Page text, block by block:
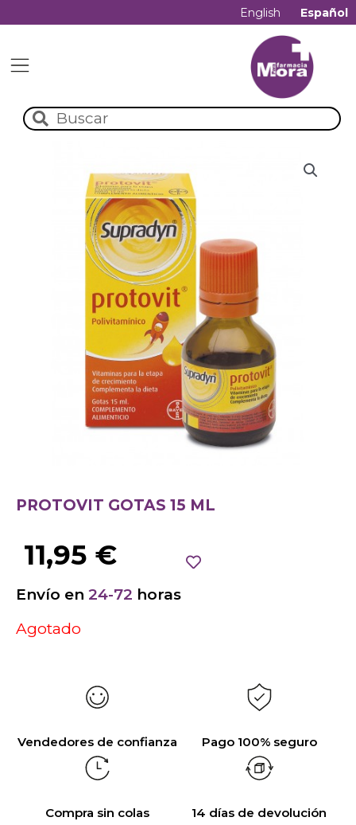
English Español
PROTOVIT GOTAS 15 ML
11,95 €
Envío en 24-72 horas
Agotado
Vendedores de confianza Pago 100% seguro
Compra sin colas 14 días de devolución